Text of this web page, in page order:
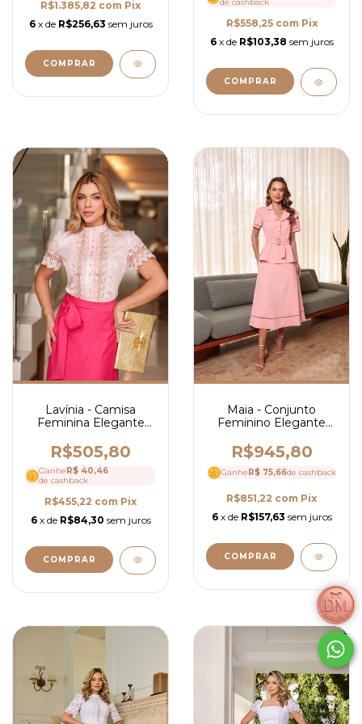
R$1.385,82 com Pix
6 x de R$256,63 sem juros
COMPRAR
de cashback
R$558,25 com Pix
6 x de R$103,38 sem juros
COMPRAR
Lavínia - Camisa
Feminina Elegante
Guipir Botões Forrados
e Gola Alta - Ref 4221
R$505,80
Ganhe R$ 40,46
de cashback
R$455,22 com Pix
6 x de R$84,30 sem juros
COMPRAR
Maia - Conjunto
Feminino Elegante
Saia Mídi Evasê e
Blusa com Cinto- Ref
4183
R$945,80
Ganhe R$ 75,66de cashback
R$851,22 com Pix
6 x de R$157,63 sem juros
COMPRAR